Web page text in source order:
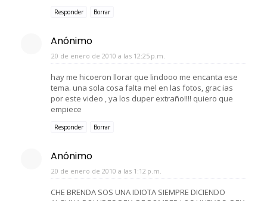
Responder Borrar
Anónimo
20 de enero de 2010 a las 12:25 p.m.
hay me hicoeron llorar que lindooo me encanta ese
tema. una sola cosa falta mel en las fotos, grac ias
por este video , ya los duper extraño!!!! quiero que
empiece
Responder Borrar
Anónimo
20 de enero de 2010 a las 1:12 p.m.
CHE BRENDA SOS UNA IDIOTA SIEMPRE DICIENDO